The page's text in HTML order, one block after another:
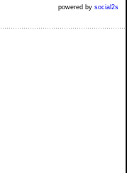
powered by social2s